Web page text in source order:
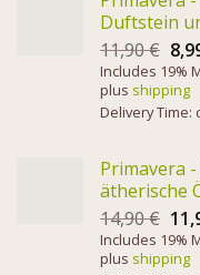
Duftstein
11,90€
Includes 19%
plus shipping
Delivery Time:
Primavera
ätherische
14,90€
Includes 19%
plus shipping